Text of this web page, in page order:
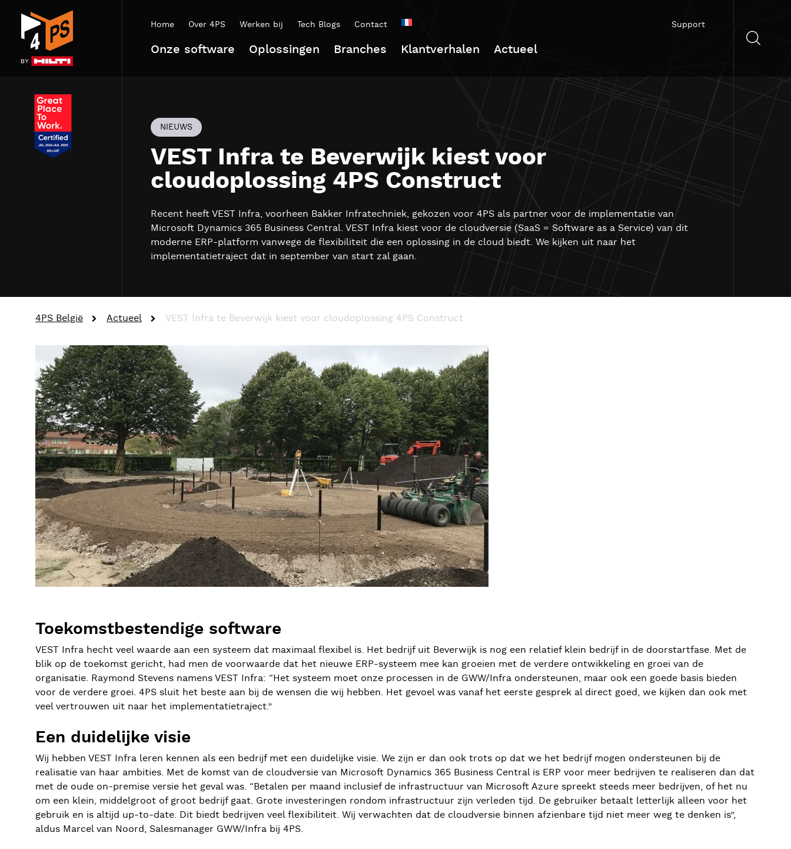
Home Over 4PS Werken bij Tech Blogs Contact
Onze software Oplossingen Branches Klantverhalen Actueel
Support
NIEUWS
VEST Infra te Beverwijk kiest voor
cloudoplossing 4PS Construct
Recent heeft VEST Infra, voorheen Bakker Infratechniek, gekozen voor 4PS als partner voor de implementatie van
Microsoft Dynamics 365 Business Central. VEST Infra kiest voor de cloudversie (SaaS = Software as a Service) van dit
moderne ERP-platform vanwege de flexibiliteit die een oplossing in de cloud biedt. We kijken uit naar het
implementatietraject dat in september van start zal gaan.
4PS België Actueel VEST Infra te Beverwijk kiest voor cloudoplossing 4PS Construct
Toekomstbestendige software
VEST Infra hecht veel waarde aan een systeem dat maximaal flexibel is. Het bedrijf uit Beverwijk is nog een relatief klein bedrijf in de doorstartfase. Met de
blik op de toekomst gericht, had men de voorwaarde dat het nieuwe ERP-systeem mee kan groeien met de verdere ontwikkeling en groei van de
organisatie. Raymond Stevens namens VEST Infra: “Het systeem moet onze processen in de GWW/Infra ondersteunen, maar ook een goede basis bieden
voor de verdere groei. 4PS sluit het beste aan bij de wensen die wij hebben. Het gevoel was vanaf het eerste gesprek al direct goed, we kijken dan ook met
veel vertrouwen uit naar het implementatietraject.”
Een duidelijke visie
Wij hebben VEST Infra leren kennen als een bedrijf met een duidelijke visie. We zijn er dan ook trots op dat we het bedrijf mogen ondersteunen bij de
realisatie van haar ambities. Met de komst van de cloudversie van Microsoft Dynamics 365 Business Central is ERP voor meer bedrijven te realiseren dan dat
met de oude on-premise versie het geval was. “Betalen per maand inclusief de infrastructuur van Microsoft Azure spreekt steeds meer bedrijven, of het nu
om een klein, middelgroot of groot bedrijf gaat. Grote investeringen rondom infrastructuur zijn verleden tijd. De gebruiker betaalt letterlijk alleen voor het
gebruik en is altijd up-to-date. Dit biedt bedrijven veel flexibiliteit. Wij verwachten dat de cloudversie binnen afzienbare tijd niet meer weg te denken is”,
aldus Marcel van Noord, Salesmanager GWW/Infra bij 4PS.